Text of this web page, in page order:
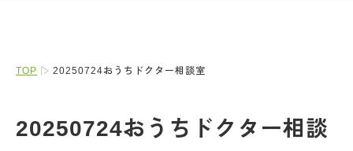
TOP 20250724おうちドクター相談室
20250724おうちドクター相談